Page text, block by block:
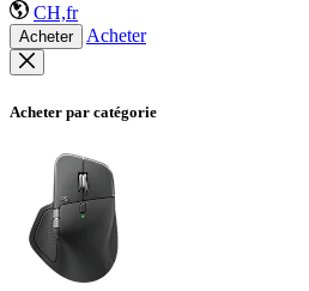
CH,fr
Acheter Acheter
Acheter par catégorie